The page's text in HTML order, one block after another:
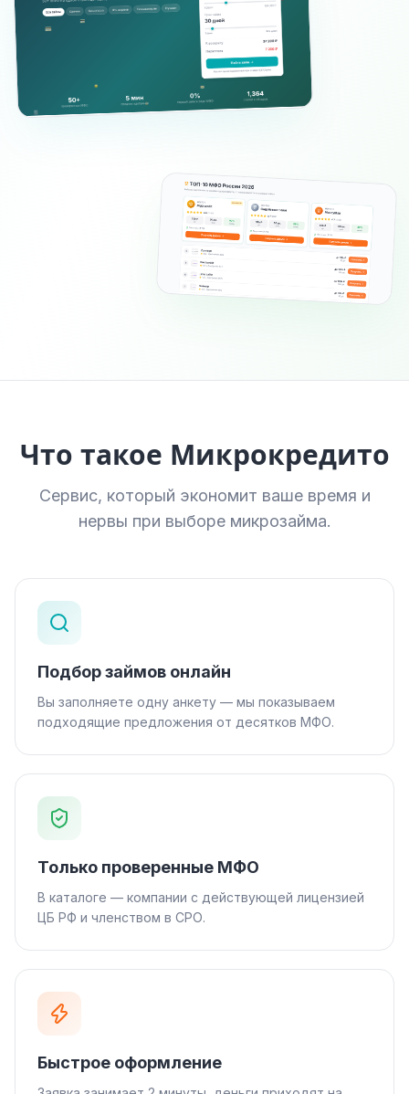
Что такое Микрокредито
Сервис, который экономит ваше время и
нервы при выборе микрозайма.
Подбор займов онлайн
Вы заполняете одну анкету — мы показываем
подходящие предложения от десятков МФО.
Только проверенные МФО
В каталоге — компании с действующей лицензией
ЦБ РФ и членством в СРО.
Быстрое оформление